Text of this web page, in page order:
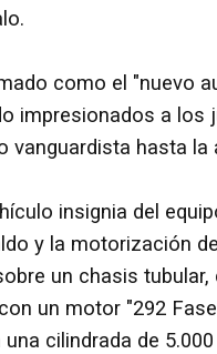
como el "nuevo
impresionados a
vanguardista hasta la
insignia del
y la motorización
un chasis
un motor "292
cilindrada de